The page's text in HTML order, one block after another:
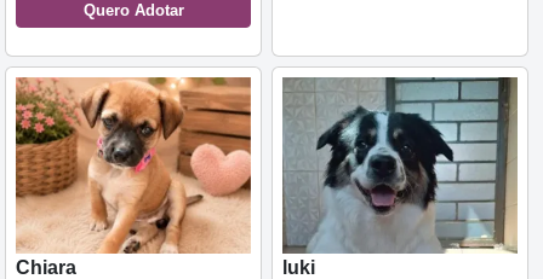
Quero Adotar
Chiara
luki